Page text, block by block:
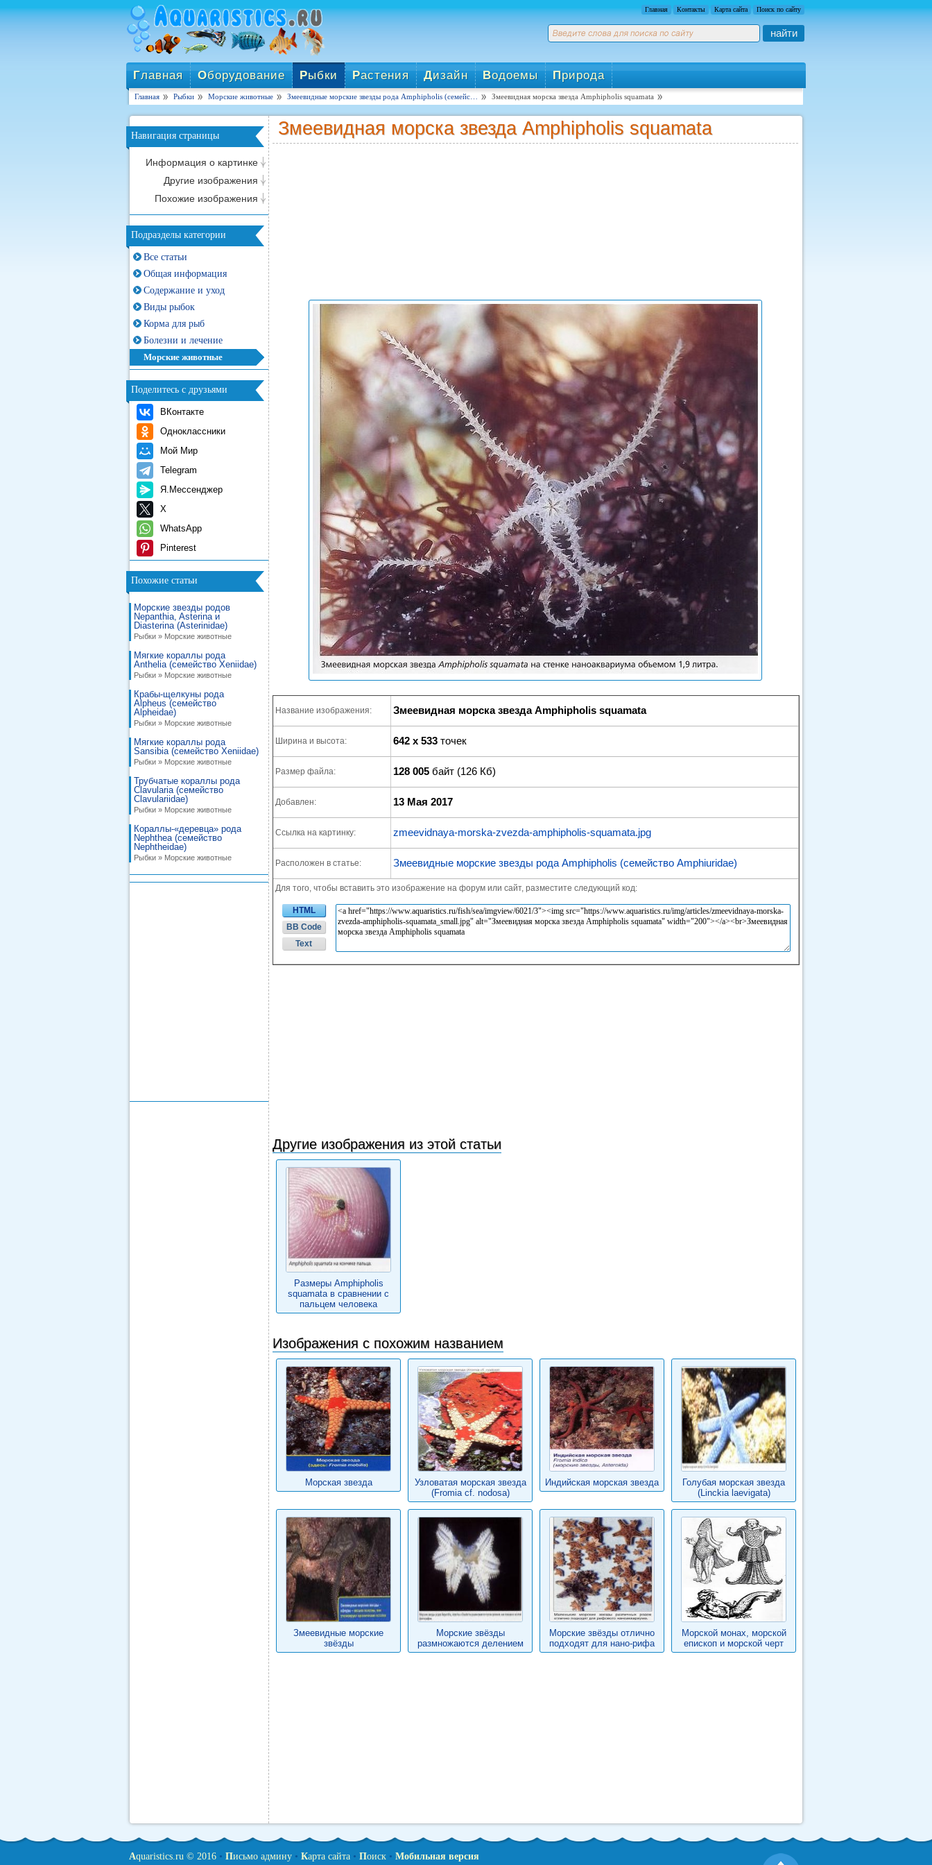
Главная Контакты Карта сайта Поиск по сайту
найти
Главная Оборудование Рыбки Растения Дизайн Водоемы Природа
Главная Рыбки Морские животные Змеевидные морские звезды рода Amphipholis (семейс… Змеевидная морска звезда Amphipholis squamata
Навигация страницы
Информация о картинке
Другие изображения
Похожие изображения
Подразделы категории
Все статьи
Общая информация
Содержание и уход
Виды рыбок
Корма для рыб
Болезни и лечение
Морские животные
Поделитесь с друзьями
ВКонтакте
Одноклассники
Мой Мир
Telegram
Я.Мессенджер
X
WhatsApp
Pinterest
Похожие статьи
Морские звезды родов
Nepanthia, Asterina и
Diasterina (Asterinidae)
Рыбки » Морские животные
Мягкие кораллы рода
Anthelia (семейство Xeniidae)
Рыбки » Морские животные
Крабы-щелкуны рода
Alpheus (семейство
Alpheidae)
Рыбки » Морские животные
Мягкие кораллы рода
Sansibia (семейство Xeniidae)
Рыбки » Морские животные
Трубчатые кораллы рода
Clavularia (семейство
Clavulariidae)
Рыбки » Морские животные
Кораллы-«деревца» рода
Nephthea (семейство
Nephtheidae)
Рыбки » Морские животные
Змеевидная морска звезда Amphipholis squamata
Название изображения: Змеевидная морска звезда Amphipholis squamata
Ширина и высота: 642 x 533 точек
Размер файла: 128 005 байт (126 Кб)
Добавлен: 13 Мая 2017
Ссылка на картинку: zmeevidnaya-morska-zvezda-amphipholis-squamata.jpg
Расположен в статье: Змеевидные морские звезды рода Amphipholis (семейство Amphiuridae)
Для того, чтобы вставить это изображение на форум или сайт, разместите следующий код:
HTML
BB Code
Text
Другие изображения из этой статьи
Размеры Amphipholis
squamata в сравнении с
пальцем человека
Изображения с похожим названием
Морская звезда
Узловатая морская звезда
(Fromia cf. nodosa)
Индийская морская звезда
Голубая морская звезда
(Linckia laevigata)
Змеевидные морские
звёзды
Морские звёзды
размножаются делением
Морские звёзды отлично
подходят для нано-рифа
Морской монах, морской
епископ и морской черт
Aquaristics.ru © 2016• Письмо админу• Карта сайта• Поиск• Мобильная версия